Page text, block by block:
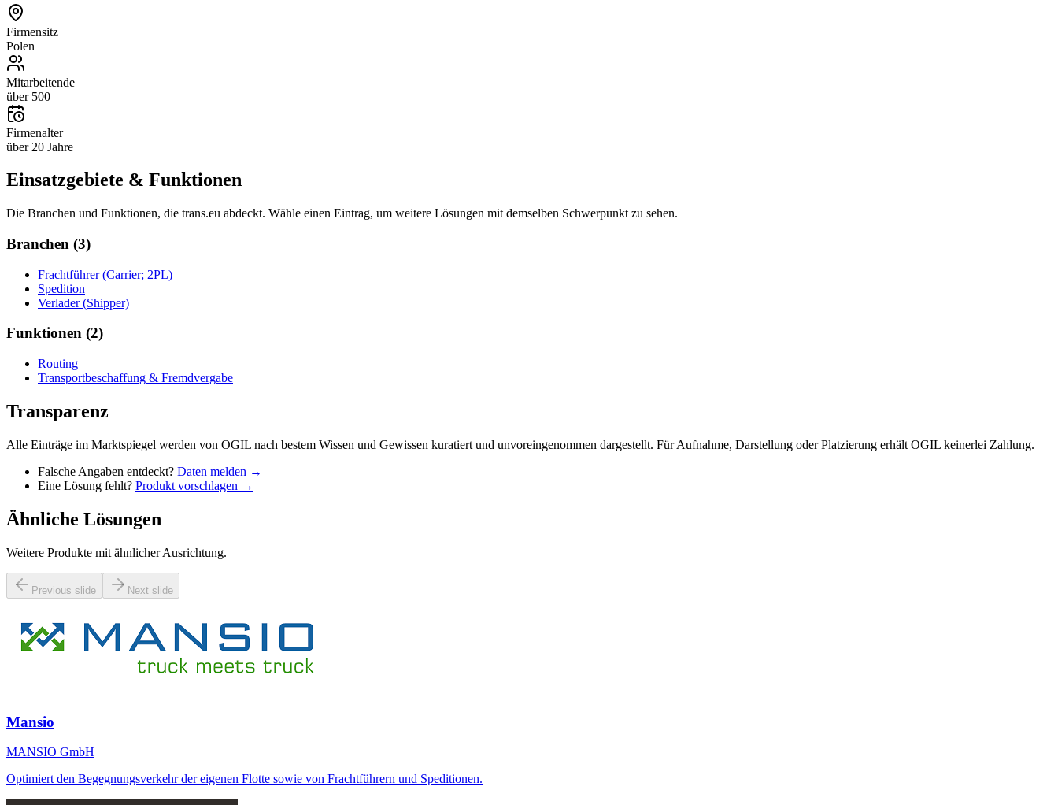
Firmensitz
Polen
Mitarbeitende
über 500
Firmenalter
über 20 Jahre
Einsatzgebiete & Funktionen
Die Branchen und Funktionen, die trans.eu abdeckt. Wähle einen Eintrag, um weitere Lösungen mit demselben Schwerpunkt zu sehen.
Branchen (3)
Frachtführer (Carrier; 2PL)
Spedition
Verlader (Shipper)
Funktionen (2)
Routing
Transportbeschaffung & Fremdvergabe
Transparenz
Alle Einträge im Marktspiegel werden von OGIL nach bestem Wissen und Gewissen kuratiert und unvoreingenommen dargestellt. Für Aufnahme, Darstellung oder Platzierung erhält OGIL keinerlei Zahlung.
Falsche Angaben entdeckt? Daten melden →
Eine Lösung fehlt? Produkt vorschlagen →
Ähnliche Lösungen
Weitere Produkte mit ähnlicher Ausrichtung.
Previous slide Next slide
Mansio
MANSIO GmbH
Optimiert den Begegnungsverkehr der eigenen Flotte sowie von Frachtführern und Speditionen.